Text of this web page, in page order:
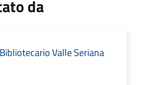
da
Valle Seriana